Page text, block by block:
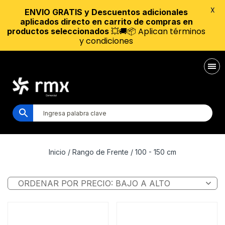
Inicio / Rango de Frente / 100 - 150 cm
ENVIO GRATIS y Descuentos adicionales
aplicados directo en carrito de compras en
productos seleccionados 💥🚚📦 Aplican términos
y condiciones
X